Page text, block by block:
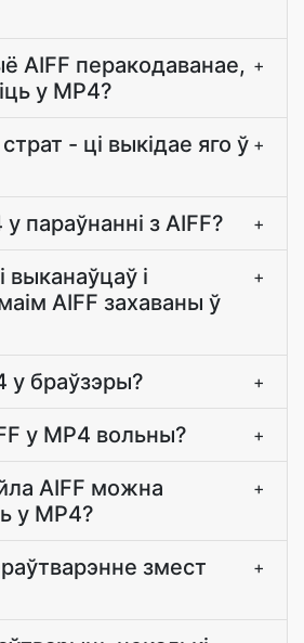
AIFF перакодаванае,
у MP4?
+
- ці выкідае яго ў +
у параўнанні з AIFF? +
выканаўцаў і
AIFF захаваны ў
+
у браўзэры? +
у MP4 вольны? +
AIFF можна
у MP4?
+
змест
+